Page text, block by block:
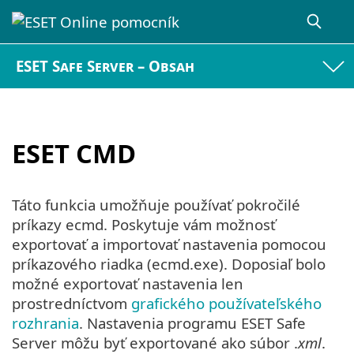
ESET Safe Server – Obsah
ESET CMD
Táto funkcia umožňuje používať pokročilé
príkazy ecmd. Poskytuje vám možnosť
exportovať a importovať nastavenia pomocou
príkazového riadka (ecmd.exe). Doposiaľ bolo
možné exportovať nastavenia len
prostredníctvom grafického používateľského
rozhrania. Nastavenia programu ESET Safe
Server môžu byť exportované ako súbor .xml.